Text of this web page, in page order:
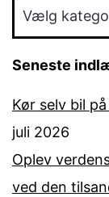
Seneste
Kør selv bil
juli 2026
Oplev
ved den